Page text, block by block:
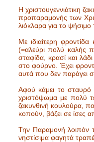
Η χριστουγεννιάτικη
προπαραμονής των
λιόκλαρα για το
Με ιδιαίτερη
(=αλεύρι πολύ καλής
σταφίδα, κρασί και
στο φούρνο. Έχει
αυτά που δεν παράγει
Αφού κάμει το σταυρό
χριστόψωμα με πολύ
ζακυνθινή κουλούρα,
κοπούν, βάζει σε ίσες
Την Παραμονή λοιπόν
νηστίσιμα φαγητά